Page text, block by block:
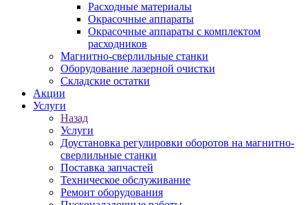
Расходные материалы
Окрасочные аппараты
Окрасочные аппараты с комплектом
расходников
Магнитно-сверлильные станки
Оборудование лазерной очистки
Складские остатки
Акции
Услуги
Назад
Услуги
Доустановка регулировки оборотов на магнитно-
сверлильные станки
Поставка запчастей
Техническое обслуживание
Ремонт оборудования